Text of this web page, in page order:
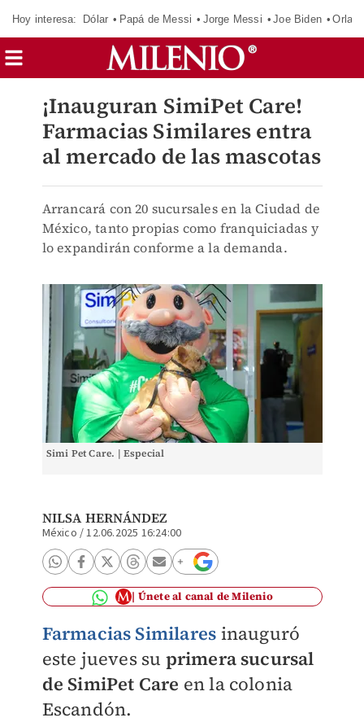
Hoy interesa: Dólar Papá de Messi Jorge Messi Joe Biden
¡Inauguran SimiPet Care!
Farmacias Similares entra
al mercado de las mascotas
Arrancará con 20 sucursales en la Ciudad de
México, tanto propias como franquiciadas y
lo expandirán conforme a la demanda.
Simi Pet Care. | Especial
NILSA HERNÁNDEZ
México /12.06.2025 16:24:00
Únete al canal de Milenio
Farmacias Similares inauguró
este jueves su primera sucursal
de SimiPet Care en la colonia
Escandón.